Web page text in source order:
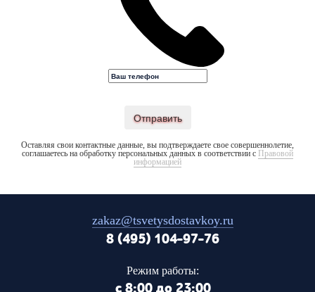
Отправить
Оставляя свои контактные данные, вы подтверждаете свое совершеннолетие,
соглашаетесь на обработку персональных данных в соответствии с Правовой
информацией
zakaz@tsvetysdostavkoy.ru
8 (495) 104-97-76
Режим работы:
с 8:00 до 23:00